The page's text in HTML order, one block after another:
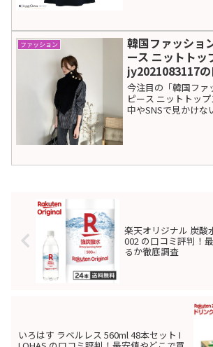
ファッション
韓国ファッショ
ース ニットトッ
jy2021083117
安値やどこで買
今注目の「韓国ファ
ピース ニットトッ
中やSNSで見かけな
楽天オリジナル 炭酸
002 の口コミ評判！
るか徹底調査
いろはす ラベルレス 560ml 48本セット I